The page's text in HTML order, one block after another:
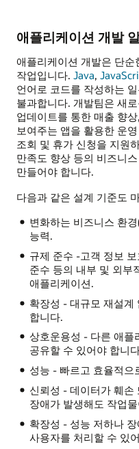
애플리케이션 개발
애플리케이션 개발은 단
작업입니다. Java,
언어로 코드를 작성하는
불과합니다. 개발팀은 새
업데이트를 통한 매출 향
보여주는 앱을 활용한 운
조회 및 휴가 신청을 지원
만족도 향상 등의 비즈니
만들어야 합니다.
다음과 같은 설계 기준도
변화하는 비즈니스 환
능력.
규제 준수 -고객 정보
준수 등의 내부 및 외부
애플리케이션.
확장성 - 대규모 재설계
합니다.
상호운용성 - 다른 애플
공유할 수 있어야 합니
성능 - 빠르고 효율적으
신뢰성 - 데이터가 훼손
장애가 발생해도 작업
확장성 - 성능 저하나
사용자를 처리할 수 있